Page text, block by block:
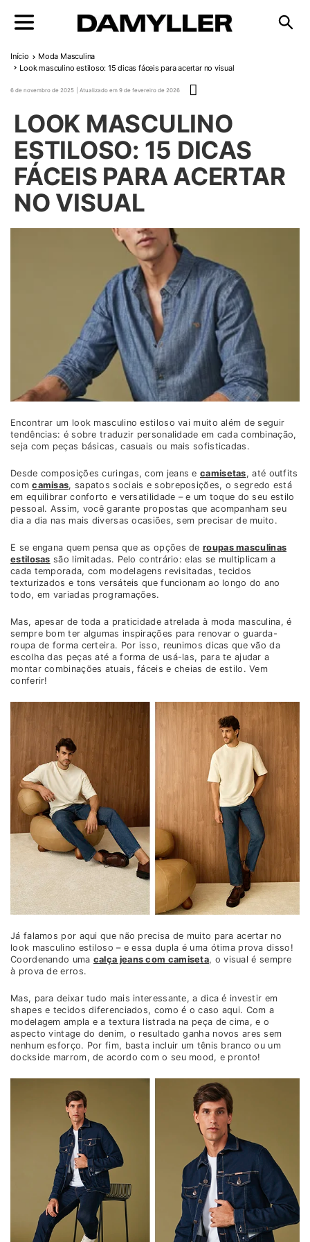
Início
Moda Masculina
Look masculino estiloso: 15 dicas fáceis para acertar no visual
LOOK MASCULINO
ESTILOSO: 15 DICAS
FÁCEIS PARA ACERTAR
NO VISUAL
6 de novembro de 2025
9 de fevereiro de 2026
Encontrar um look masculino estiloso vai muito além de seguir
tendências: é sobre traduzir personalidade em cada combinação,
seja com peças básicas, casuais ou mais sofisticadas.
Desde composições curingas, com jeans e camisetas, até outfits
comcamisas, sapatos sociais e sobreposições, o segredo está
em equilibrar conforto e versatilidade – e um toque do seu estilo
pessoal. Assim, você garante propostas que acompanham seu
dia a dia nas mais diversas ocasiões, sem precisar de muito.
E se engana quem pensa que as opções de roupas masculinas
estilosas são limitadas. Pelo contrário: elas se multiplicam a
cada temporada, com modelagens revisitadas, tecidos
texturizados e tons versáteis que funcionam ao longo do ano
todo, em variadas programações.
Mas, apesar de toda a praticidade atrelada à moda masculina, é
sempre bom ter algumas inspirações para renovar o guarda-
roupa de forma certeira. Por isso, reunimos dicas que vão da
escolha das peças até a forma de usá-las, para te ajudar a
montar combinações atuais, fáceis e cheias de estilo. Vem
conferir!
Já falamos por aqui que não precisa de muito para acertar no
look masculino estiloso – e essa dupla é uma ótima prova disso!
Coordenando uma calça jeans com camiseta, o visual é sempre
à prova de erros.
Mas, para deixar tudo mais interessante, a dica é investir em
shapes e tecidos diferenciados, como é o caso aqui. Com a
modelagem ampla e a textura listrada na peça de cima, e o
aspecto vintage do denim, o resultado ganha novos ares sem
nenhum esforço. Por fim, basta incluir um tênis branco ou um
dockside marrom, de acordo com o seu mood, e pronto!